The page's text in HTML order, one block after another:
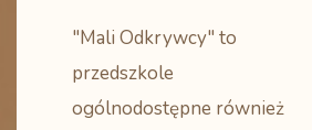
"Mali Odkrywcy" to
przedszkole
ogólnodostępne również